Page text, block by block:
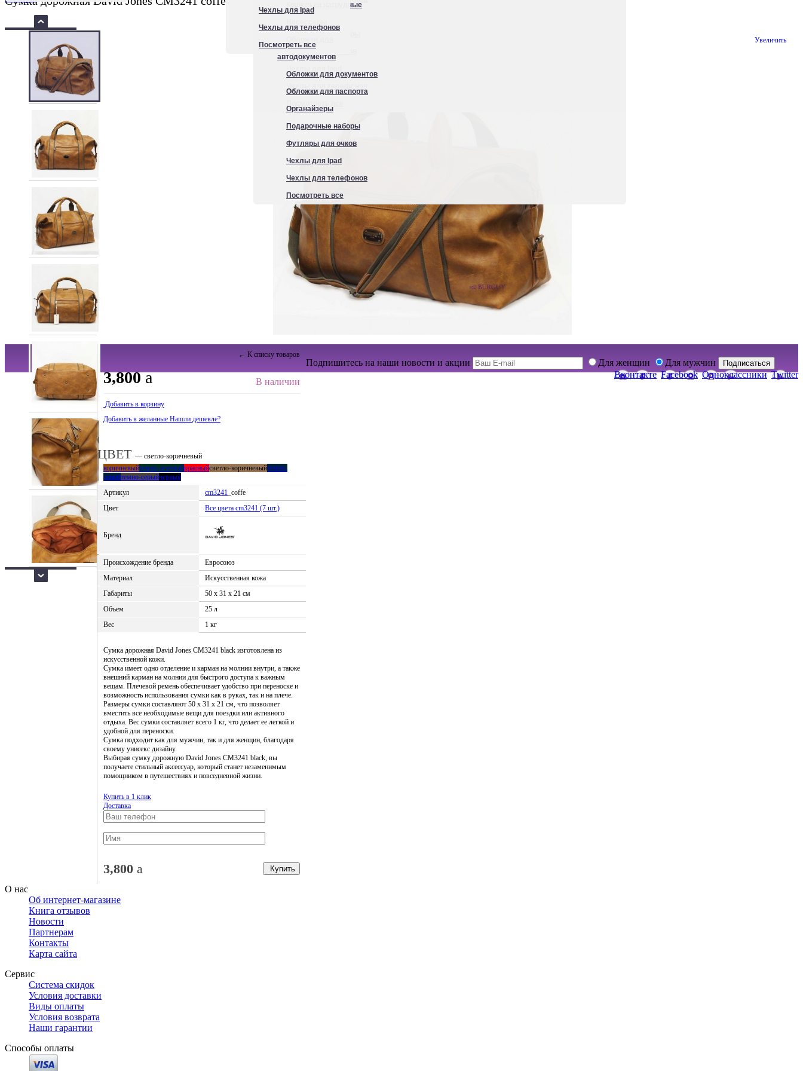
Посмотреть все
Кошельки нагрудные
автодокументов
Обложки для документов
Обложки для паспорта
Органайзеры
Подарочные наборы
Футляры для очков
Чехлы для Ipad
Чехлы для телефонов
Посмотреть все
Чехлы для Ipad
Чехлы для телефонов
Посмотреть все
Увеличить
← К списку товаров
В наличии
3,800 a
Добавить в корзину
Добавить в желанные Нашли дешевле?
ЦВЕТ — светло-коричневый
коричневыйтемно-зеленыйкрасныйсветло-коричневыйтемно-
синийтемно-серыйчерный
Артикул
cm3241 _coffe
Цвет
Все цвета cm3241 (7 шт.)
Бренд
Происхождение бренда
Евросоюз
Материал
Искусственная кожа
Габариты
50 x 31 x 21 см
Объем
25 л
Вес
1 кг
Сумка дорожная David Jones CM3241 black изготовлена из
искусственной кожи.
Сумка имеет одно отделение и карман на молнии внутри, а также
внешний карман на молнии для быстрого доступа к важным
вещам. Плечевой ремень обеспечивает удобство при переноске и
возможность использования сумки как в руках, так и на плече.
Размеры сумки составляют 50 x 31 x 21 см, что позволяет
вместить все необходимые вещи для поездки или активного
отдыха. Вес сумки составляет всего 1 кг, что делает ее легкой и
удобной для переноски.
Сумка подходит как для мужчин, так и для женщин, благодаря
своему унисекс дизайну.
Выбирая сумку дорожную David Jones CM3241 black, вы
получаете стильный аксессуар, который станет незаменимым
помощником в путешествиях и повседневной жизни.
Купить в 1 клик
Доставка
Купить
3,800 a
Подпишитесь на наши новости и акции Для женщин Для мужчин Подписаться
Вконтакте Facebook Одноклассники Twitter
О нас
Об интернет-магазине
Книга отзывов
Новости
Партнерам
Контакты
Карта сайта
Сервис
Система скидок
Условия доставки
Виды оплаты
Условия возврата
Наши гарантии
Способы оплаты